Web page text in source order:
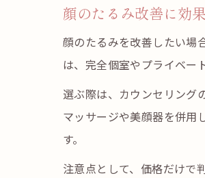
顔のたるみ改善に効
顔のたるみを改善したい場
は、完全個室やプライベー
選ぶ際は、カウンセリング
マッサージや美顔器を併用
す。
注意点として、価格だけで